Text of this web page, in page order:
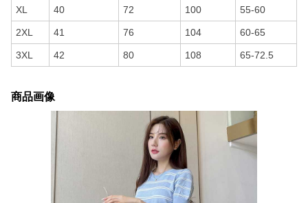
XL 40 72 100 55-60
2XL 41 76 104 60-65
3XL 42 80 108 65-72.5
商品画像